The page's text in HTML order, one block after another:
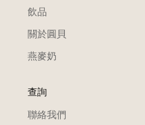
飲品
關於圓貝
燕麥奶
查詢
聯絡我們